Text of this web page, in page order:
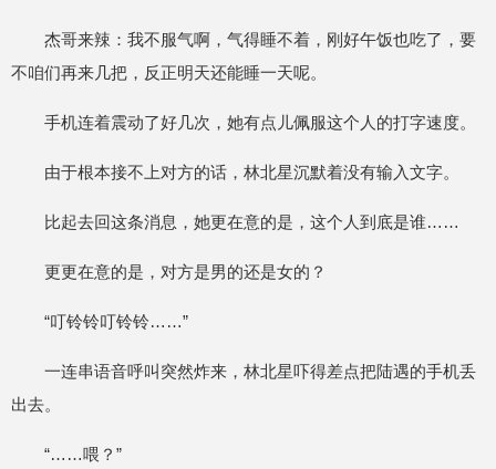
杰哥来辣：我不服气啊，气得睡不着，刚好午饭也吃了，要
不咱们再来几把，反正明天还能睡一天呢。
手机连着震动了好几次，她有点儿佩服这个人的打字速度。
由于根本接不上对方的话，林北星沉默着没有输入文字。
比起去回这条消息，她更在意的是，这个人到底是谁……
更更在意的是，对方是男的还是女的？
“叮铃铃叮铃铃……”
一连串语音呼叫突然炸来，林北星吓得差点把陆遇的手机丢
出去。
“……喂？”